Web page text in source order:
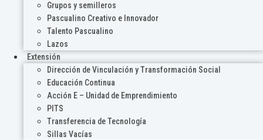
Grupos y semilleros
Pascualino Creativo e Innovador
Talento Pascualino
Lazos
Extensión
Dirección de Vinculación y Transformación Social
Educación Continua
Acción E – Unidad de Emprendimiento
PITS
Transferencia de Tecnología
Sillas Vacías